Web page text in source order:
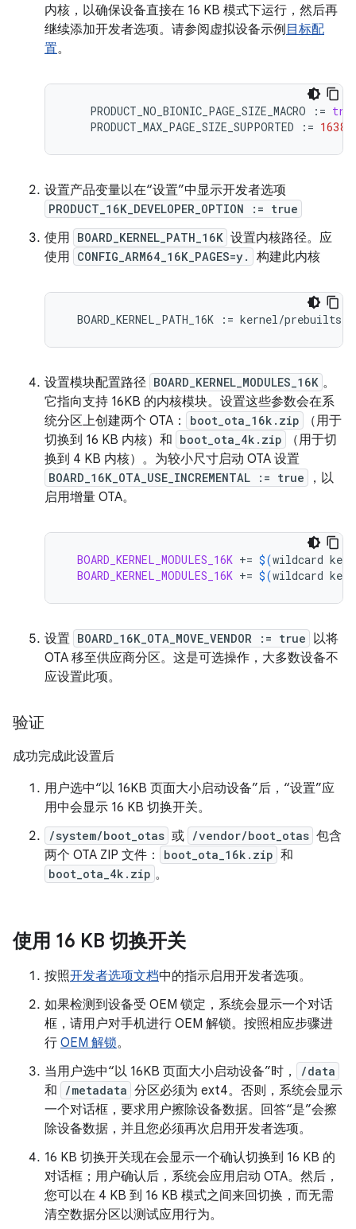
内核，以确保设备直接在 16 KB 模式下运行，然后再
继续添加开发者选项。请参阅虚拟设备示例 目标配
置。
PRODUCT_NO_BIONIC_PAGE_SIZE_MACRO : =
PRODUCT_MAX_PAGE_SIZE_SUPPORTED
: = 16384
设置产品变量以在“设置”中显示开发者选项
PRODUCT_16K_DEVELOPER_OPTION := true
使用 BOARD_KERNEL_PATH_16K 设置内核路径。应
使用 CONFIG_ARM64_16K_PAGES=y. 构建此内核
BOARD_KERNEL_PATH_16K : = kernel/prebuilts/
设置模块配置路径 BOARD_KERNEL_MODULES_16K 。
它指向支持 16KB 的内核模块。设置这些参数会在系
统分区上创建两个 OTA：
boot_ota_16k.zip
（用于
切换到 16 KB 内核）和 boot_ota_4k.zip
（用于切
换到 4 KB 内核）。为较小尺寸启动 OTA 设置
BOARD_16K_OTA_USE_INCREMENTAL := true
，以
启用增量 OTA。
BOARD_KERNEL_MODULES_16K += $(wildcard
BOARD_KERNEL_MODULES_16K += $(wildcard
设置 BOARD_16K_OTA_MOVE_VENDOR := true 以将
OTA 移至供应商分区。这是可选操作，大多数设备不
应设置此项。
验证
成功完成此设置后
用户选中“以 16KB 页面大小启动设备”后，“设置”应
用中会显示 16 KB 切换开关。
/system/boot_otas 或 /vendor/boot_otas 包含
两个 OTA ZIP 文件：
boot_ota_16k.zip 和
boot_ota_4k.zip 。
使用 16 KB 切换开关
按照开发者选项文档中的指示启用开发者选项。
如果检测到设备受 OEM 锁定，系统会显示一个对话
框，请用户对手机进行 OEM 解锁。按照相应步骤进
行 OEM 解锁。
当用户选中“以 16KB 页面大小启动设备”时，
/data
和 /metadata 分区必须为 ext4。否则，系统会显示
一个对话框，要求用户擦除设备数据。回答“是”会擦
除设备数据，并且您必须再次启用开发者选项。
16 KB 切换开关现在会显示一个确认切换到 16 KB 的
对话框；用户确认后，系统会应用启动 OTA。然后，
您可以在 4 KB 到 16 KB 模式之间来回切换，而无需
清空数据分区以测试应用行为。